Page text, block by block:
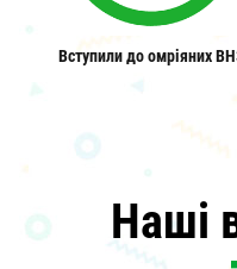
Вступили до омріяних
Наші